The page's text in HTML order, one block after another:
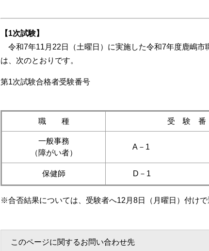
【1次試験】
令和7年11月22日（土曜日）に実施した令和7年度鹿嶋市
は、次のとおりです。
第1次試験合格者
職 種 受 験 番
一般事務
（障がい者）
A－1
保健師 D－1
※合否結果については、受験者へ12月8日（月曜日）付けで
このページに関するお問い合わせ先